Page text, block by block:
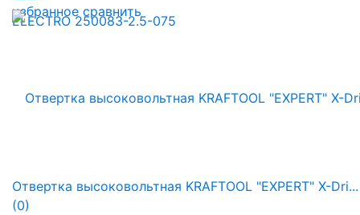
избранное сравнить
Отвертка высоковольтная KRAFTOOL "EXPERT" X-Dri...
(0)